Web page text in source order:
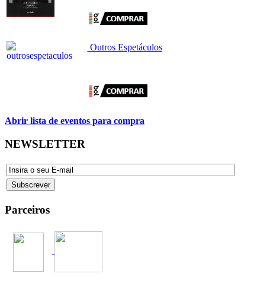
Outros Espetáculos
Abrir lista de eventos para compra
NEWSLETTER
Parceiros